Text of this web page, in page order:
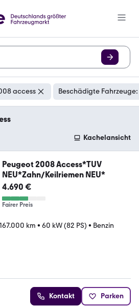
access Beschädigte
Kachelansicht
Peugeot 2008 Access*TUV
NEU*Zahn/Keilriemen NEU*
4.690 €
Fairer Preis
km • 60 kW (82 PS) • Benzin
Kontakt Parken